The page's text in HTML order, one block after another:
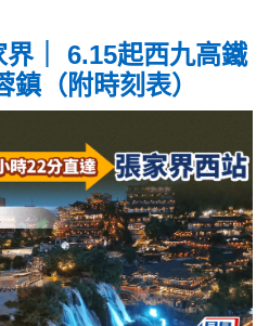
｜ 6.15起西九高鐵
（附時刻表）